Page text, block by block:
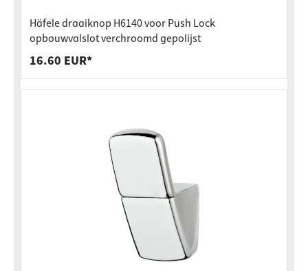
Häfele draaiknop H6140 voor Push Lock
opbouwvalslot verchroomd gepolijst
16.60 EUR*